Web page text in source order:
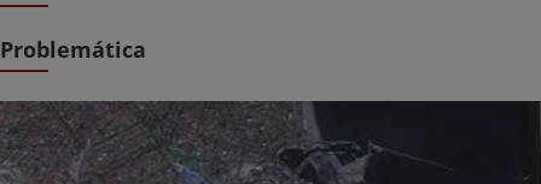
Problemática